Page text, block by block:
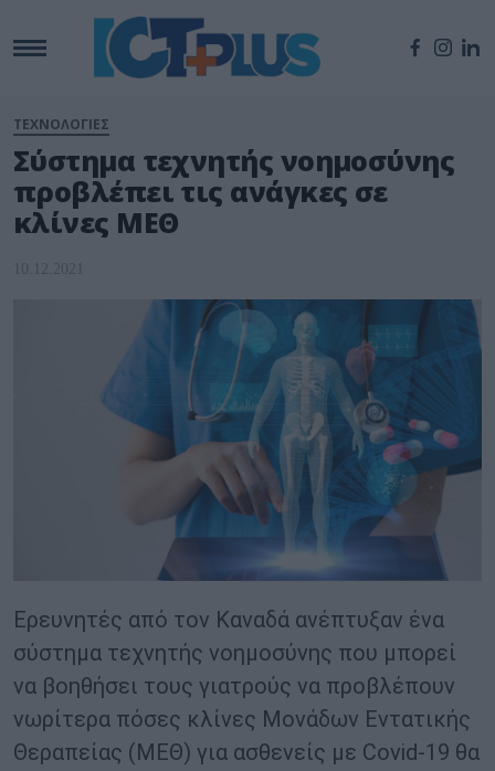
ΤΕΧΝΟΛΟΓΙΕΣ
Σύστημα τεχνητής νοημοσύνης
προβλέπει τις ανάγκες σε
κλίνες ΜΕΘ
10.12.2021
Ερευνητές από τον Καναδά ανέπτυξαν ένα
σύστημα τεχνητής νοημοσύνης που μπορεί
να βοηθήσει τους γιατρούς να προβλέπουν
νωρίτερα πόσες κλίνες Μονάδων Εντατικής
Θεραπείας (ΜΕΘ) για ασθενείς με Covid-19 θα